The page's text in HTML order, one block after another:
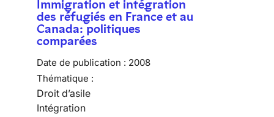
Immigration et intégration
des réfugiés en France et au
Canada: politiques
comparées
Date de publication : 2008
Thématique :
Droit d’asile
Intégration